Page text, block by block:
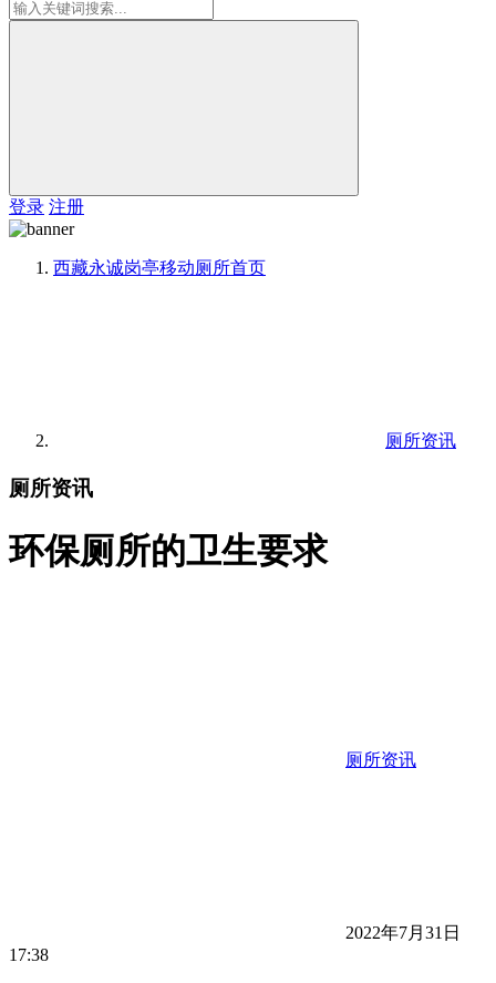
登录 注册
西藏永诚岗亭移动厕所首页
厕所资讯
厕所资讯
环保厕所的卫生要求
厕所资讯
2022年7月31日
17:38